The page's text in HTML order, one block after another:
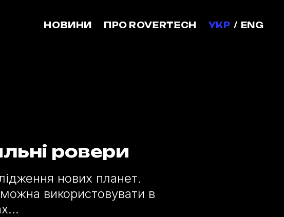
НОВИНИ ПРО ROVERTECH УКР ENG
ровери
нових планет.
можна використовувати в